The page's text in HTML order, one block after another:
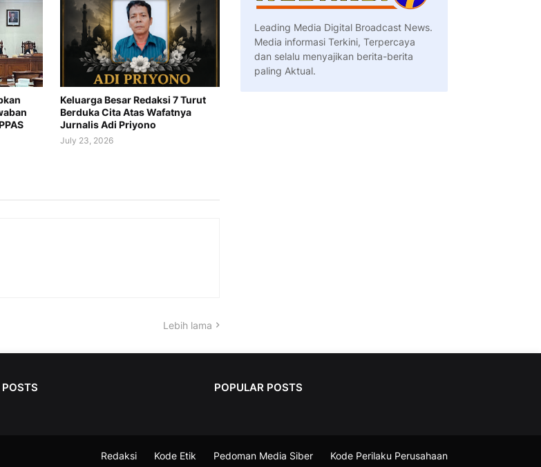
Keluarga Besar Redaksi 7 Turut
Berduka Cita Atas Wafatnya
Jurnalis Adi Priyono
July 23, 2026
Lebih lama
Leading Media Digital Broadcast News.
Media informasi Terkini, Terpercaya
dan selalu menyajikan berita-berita
paling Aktual.
POPULAR POSTS
Redaksi Kode Etik Pedoman Media Siber Kode Perilaku Perusahaan